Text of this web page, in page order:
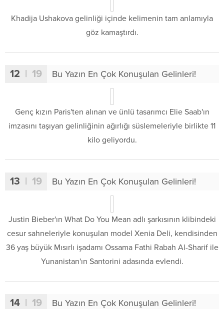
Khadija Ushakova gelinliği içinde kelimenin tam anlamıyla
göz kamaştırdı.
12 | 19 Bu Yazın En Çok Konuşulan Gelinleri!
Genç kızın Paris'ten alınan ve ünlü tasarımcı Elie Saab'ın
imzasını taşıyan gelinliğinin ağırlığı süslemeleriyle birlikte 11
kilo geliyordu.
13 | 19 Bu Yazın En Çok Konuşulan Gelinleri!
Justin Bieber'ın What Do You Mean adlı şarkısının klibindeki
cesur sahneleriyle konuşulan model Xenia Deli, kendisinden
36 yaş büyük Mısırlı işadamı Ossama Fathi Rabah Al-Sharif ile
Yunanistan'ın Santorini adasında evlendi.
14 | 19 Bu Yazın En Çok Konuşulan Gelinleri!